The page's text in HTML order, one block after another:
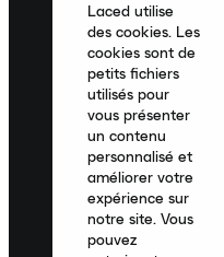
France|Français
Laced utilise
des cookies. Les
cookies sont de
petits fichiers
utilisés pour
vous présenter
un contenu
personnalisé et
améliorer votre
expérience sur
notre site. Vous
pouvez